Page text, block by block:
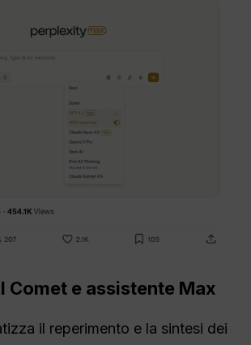
Comet e assistente Max
il reperimento e la sintesi dei